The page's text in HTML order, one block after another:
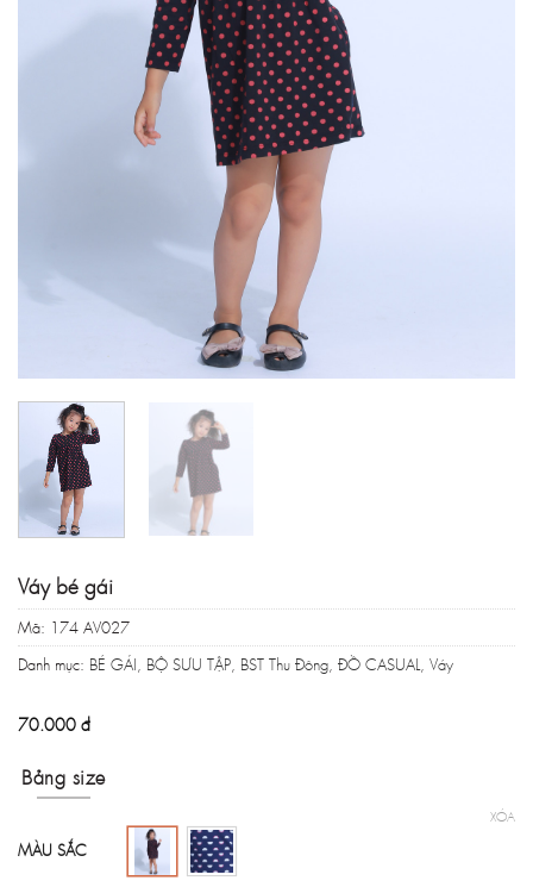
Váy bé gái
Mã: 174 AV027
Danh mục: BÉ GÁI, BỘ SƯU TẬP, BST Thu Đông, ĐỒ CASUAL, Váy
70.000 đ
Bảng size
MÀU SẮC
XÓA